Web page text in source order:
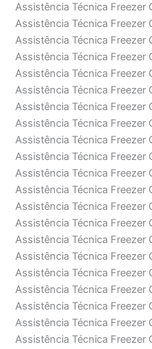
Assistência Técnica Freezer
Assistência Técnica Freezer
Assistência Técnica Freezer
Assistência Técnica Freezer
Assistência Técnica Freezer
Assistência Técnica Freezer
Assistência Técnica Freezer
Assistência Técnica Freezer
Assistência Técnica Freezer
Assistência Técnica Freezer
Assistência Técnica Freezer
Assistência Técnica Freezer
Assistência Técnica Freezer
Assistência Técnica Freezer
Assistência Técnica Freezer
Assistência Técnica Freezer
Assistência Técnica Freezer
Assistência Técnica Freezer
Assistência Técnica Freezer
Assistência Técnica Freezer
Assistência Técnica Freezer